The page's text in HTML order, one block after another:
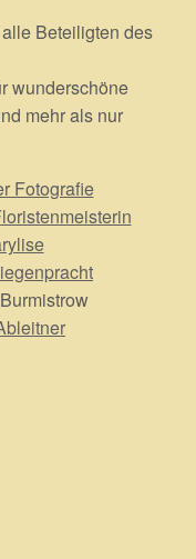
Beteiligten des
wunderschöne
mehr als nur
Fotografie